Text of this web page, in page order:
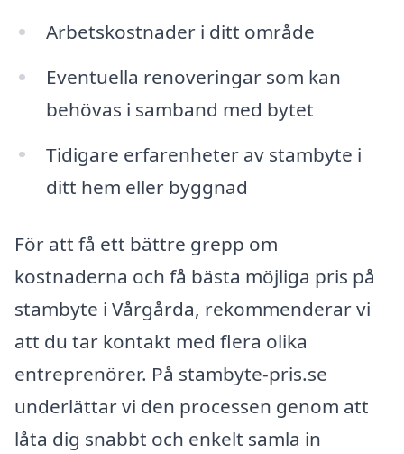
Arbetskostnader i ditt område
Eventuella renoveringar som kan
behövas i samband med bytet
Tidigare erfarenheter av stambyte i
ditt hem eller byggnad
För att få ett bättre grepp om
kostnaderna och få bästa möjliga pris på
stambyte i Vårgårda, rekommenderar vi
att du tar kontakt med flera olika
entreprenörer. På stambyte-pris.se
underlättar vi den processen genom att
låta dig snabbt och enkelt samla in